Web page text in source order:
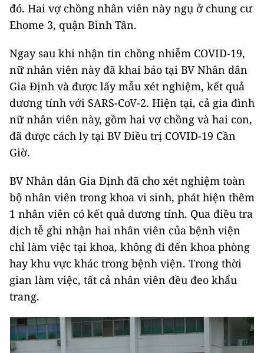
đó. Hai vợ chồng nhân viên này ngụ ở chung cư
Ehome 3, quận Bình Tân.
Ngay sau khi nhận tin chồng nhiễm COVID-19,
nữ nhân viên này đã khai báo tại BV Nhân dân
Gia Định và được lấy mẫu xét nghiệm, kết quả
dương tính với SARS-CoV-2. Hiện tại, cả gia đình
nữ nhân viên này, gồm hai vợ chồng và hai con,
đã được cách ly tại BV Điều trị COVID-19 Cần
Giờ.
BV Nhân dân Gia Định đã cho xét nghiệm toàn
bộ nhân viên trong khoa vi sinh, phát hiện thêm
1 nhân viên có kết quả dương tính. Qua điều tra
dịch tễ ghi nhận hai nhân viên của bệnh viện
chỉ làm việc tại khoa, không đi đến khoa phòng
hay khu vực khác trong bệnh viện. Trong thời
gian làm việc, tất cả nhân viên đều đeo khẩu
trang.